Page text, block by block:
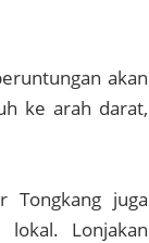
akan
ke arah darat,
Tongkang juga
lokal. Lonjakan